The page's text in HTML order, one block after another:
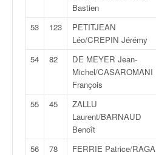
Bastien
53 123
PETITJEAN
Léo/CREPIN Jérémy
54 82
DE MEYER Jean-
Michel/CASAROMANI
François
55 45
ZALLU
Laurent/BARNAUD
Benoît
56 78
FERRIE Patrice/RAGA